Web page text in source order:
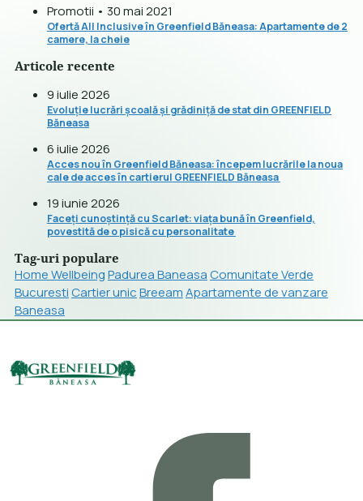
Promotii • 30 mai 2021
Ofertă All Inclusive în Greenfield Băneasa: Apartamente de 2
camere, la cheie
Articole recente
9 iulie 2026
Evoluție lucrări școală și grădiniță de stat din GREENFIELD
Băneasa
6 iulie 2026
Acces nou în Greenfield Băneasa: începem lucrările la noua
cale de acces în cartierul GREENFIELD Băneasa
19 iunie 2026
Faceți cunoștință cu Scarlet: viața bună în Greenfield,
povestită de o pisică cu personalitate
Tag-uri populare
Home WellbeingPadurea BaneasaComunitate Verde
BucurestiCartier unicBreeamApartamente de vanzare
Baneasa